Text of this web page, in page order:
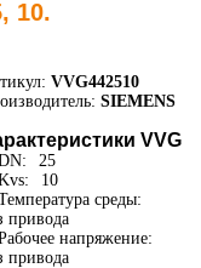
10.
VVG442510
SIEMENS
VVG
25
10
среды:
привода
напряжение:
привода